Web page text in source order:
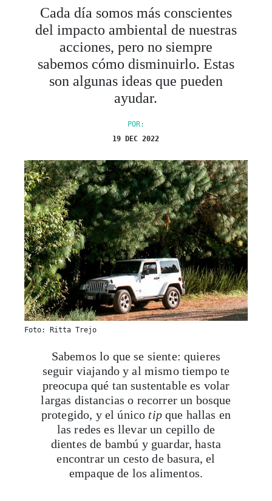
Cada día somos más conscientes
del impacto ambiental de nuestras
acciones, pero no siempre
sabemos cómo disminuirlo. Estas
son algunas ideas que pueden
ayudar.
POR:
19 DEC 2022
Foto: Ritta Trejo
Sabemos lo que se siente: quieres
seguir viajando y al mismo tiempo te
preocupa qué tan sustentable es volar
largas distancias o recorrer un bosque
protegido, y el único tipque hallas en
las redes es llevar un cepillo de
dientes de bambú y guardar, hasta
encontrar un cesto de basura, el
empaque de los alimentos.